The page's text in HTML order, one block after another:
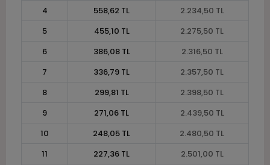
4
558,62 TL
2.234,50 TL
5
455,10 TL
2.275,50 TL
6
386,08 TL
2.316,50 TL
7
336,79 TL
2.357,50 TL
8
299,81 TL
2.398,50 TL
9
271,06 TL
2.439,50 TL
10
248,05 TL
2.480,50 TL
11
227,36 TL
2.501,00 TL